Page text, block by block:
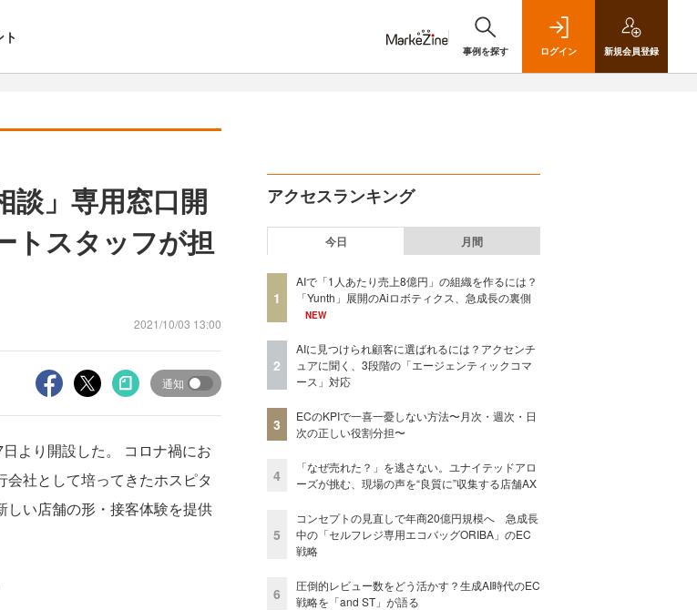
ト
事例を探す ログイン 新規会員登録
談」専用窓口開
トスタッフが担
2021/10/03 13:00
通知
より開設した。 コロナ禍にお
社として培ってきたホスピタ
しい店舗の形・接客体験を提供
アクセスランキング
今日 月間
1
AIで「1人あたり売上8億円」の組織を作るには？
「Yunth」展開のAiロボティクス、急成長の裏側
NEW
2
AIに見つけられ顧客に選ばれるには？アクセンチ
ュアに聞く、3段階の「エージェンティックコマ
ース」対応
3
ECのKPIで一喜一憂しない方法〜月次・週次・日
次の正しい役割分担〜
4
「なぜ売れた？」を逃さない。ユナイテッドアロ
ーズが挑む、現場の声を“良質に”収集する店舗AX
5
コンセプトの見直しで年商20億円規模へ 急成長
中の「セルフレジ専用エコバッグORIBA」のEC
戦略
6
圧倒的レビュー数をどう活かす？生成AI時代のEC
戦略を「and ST」が語る